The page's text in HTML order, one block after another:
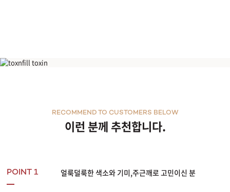
이런 분께 추천합니다.
RECOMMEND TO CUSTOMERS BELOW
POINT 1 얼룩덜룩한 색소와 기미,주근깨로 고민이신 분